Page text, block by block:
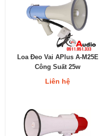
Loa Đeo Vai APlus A-M25E
Công Suất 25w
Liên hệ